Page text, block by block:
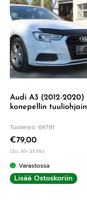
Audi A3 (2012-2020)
konepellin tuuliohjain
Tuotenro: 69781
€79,00
(Sis. Alv 25,5%)
Varastossa
Lisää Ostoskoriin